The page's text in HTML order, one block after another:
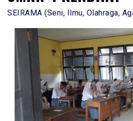
SEIRAMA (Seni, Ilmu, Olahraga,